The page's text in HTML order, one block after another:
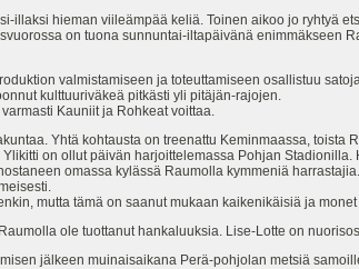
illaksi hieman viileämpää keliä. Toinen aikoo jo ryhtyä
on tuona sunnuntai-iltapäivänä enimmäkseen
valmistamiseen ja toteuttamiseen osallistuu
kulttuuriväkeä pitkästi yli pitäjän-rajojen.
Kauniit ja Rohkeat voittaa.
Yhtä kohtausta on treenattu Keminmaassa, toista
on ollut päivän harjoittelemassa Pohjan
omassa kylässä Raumolla kymmeniä
mutta tämä on saanut mukaan kaikenikäisiä ja
ole tuottanut hankaluuksia. Lise-Lotte on
jälkeen muinaisaikana Perä-pohjolan metsiä